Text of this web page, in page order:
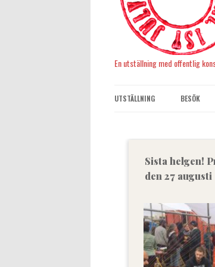
En utställning med offentlig
UTSTÄLLNING BESÖK
Sista helgen!
den 27 augusti